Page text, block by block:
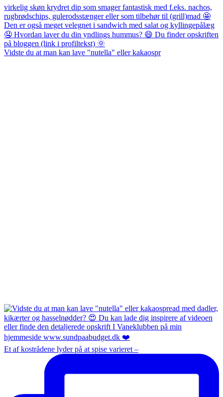
Vidste du at man kan lave "nutella" eller kakaospr
Et af kostrådene lyder på at spise varieret –